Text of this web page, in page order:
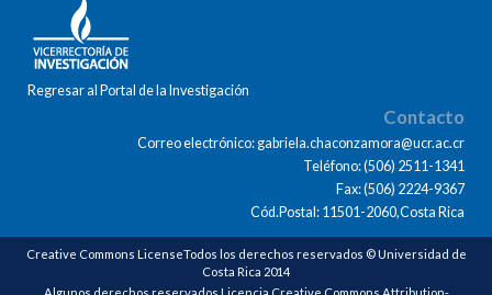
Regresar al Portal de la Investigación
Contacto
Correo electrónico: gabriela.chaconzamora@ucr.ac.cr
Teléfono: (506) 2511-1341
Fax: (506) 2224-9367
Cód.Postal: 11501-2060,Costa Rica
Creative Commons LicenseTodos los derechos reservados © Universidad de
Costa Rica 2014